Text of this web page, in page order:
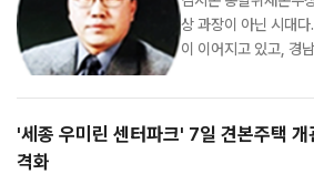
상 과장이 아닌 시대
이 이어지고 있고, 경
를 보였다. 이제 우리나라의 여름도 아프리카나 유
럽 못지않은 극한의
은 더 이상 계절적 불
'세종 우미린 센터파크' 7일 견본주택
격화